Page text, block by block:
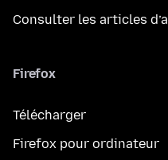
Consulter les articles
Firefox
Télécharger
Firefox pour ordinateur